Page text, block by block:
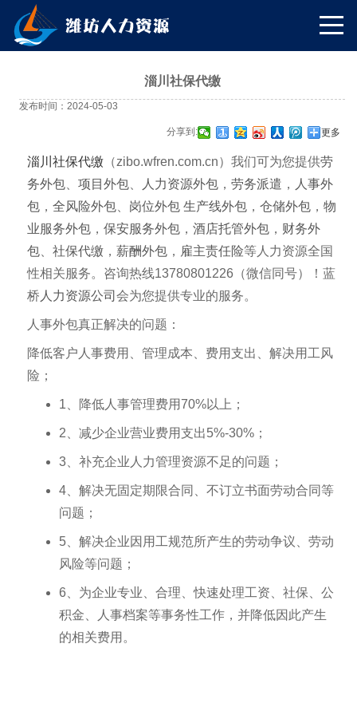
淄川社保代缴
发布时间：2024-05-03
分享到: 更多
淄川社保代缴 （zibo.wfren.com.cn）我们可为您提供劳
务外包
项目外包 人力资源外包 ， 劳务派遣 ，
人事外
包 ， 全风险外包 岗位外包 生产线外包 ， 仓储外包 ， 物
业服务外包 ， 保安服务外包 ， 酒店托管外包 ， 财务外
包
社保代缴 ， 薪酬外包 ， 雇主责任险等人力资源全国
性相关服务。咨询热线13780801226（微信同号）！蓝
桥 人力资源公司 会为您提供专业的服务。
人事外包真正解决的问题：
降低客户人事费用、管理成本、费用支出、解决用工风
险；
1、降低人事管理费用70%以上；
2、减少企业营业费用支出5%-30%；
3、补充企业人力管理资源不足的问题；
4、解决无固定期限合同、不订立书面劳动合同等
问题；
5、解决企业因用工规范所产生的劳动争议、劳动
风险等问题；
6、为企业专业、合理、快速处理工资、社保、公
积金、人事档案等事务性工作，并降低因此产生
的相关费用。